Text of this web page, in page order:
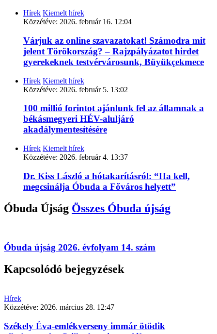
Hírek Kiemelt hírek
Közzétéve: 2026. február 16. 12:04
Várjuk az online szavazatokat! Számodra mit
jelent Törökország? – Rajzpályázatot hirdet
gyerekeknek testvérvárosunk, Büyükçekmece
Hírek Kiemelt hírek
Közzétéve: 2026. február 5. 13:02
100 millió forintot ajánlunk fel az államnak a
békásmegyeri HÉV-aluljáró
akadálymentesítésére
Hírek Kiemelt hírek
Közzétéve: 2026. február 4. 13:37
Dr. Kiss László a hótakarításról: “Ha kell,
megcsinálja Óbuda a Főváros helyett”
Óbuda Újság Összes Óbuda újság
Óbuda újság 2026. évfolyam 14. szám
Kapcsolódó bejegyzések
Hírek
Közzétéve: 2026. március 28. 12:47
Székely Éva-emlékverseny immár ötödik